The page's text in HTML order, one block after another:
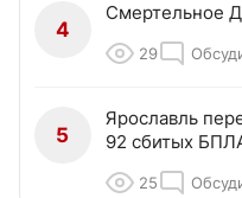
4
Смертельное
29
5
Ярославль
92 сбитых
25